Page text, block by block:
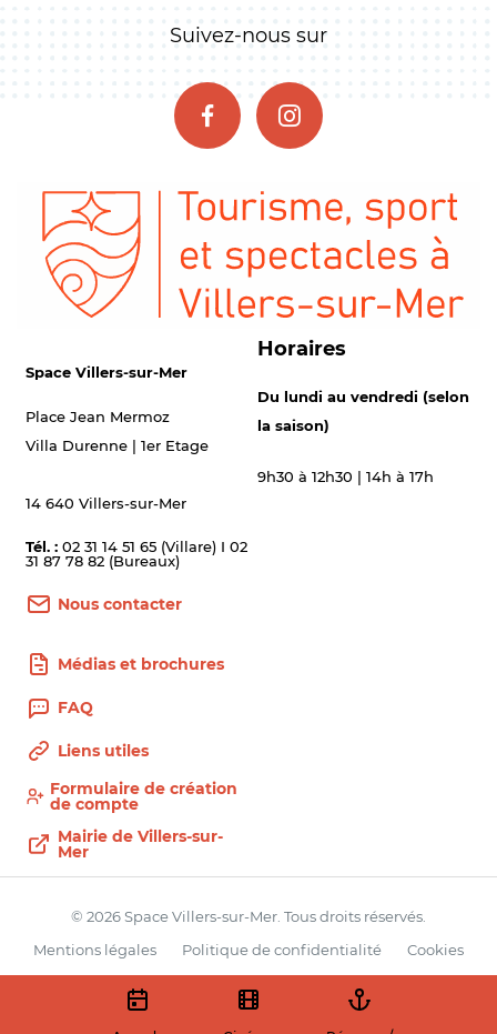
Suivez-nous sur
Space Villers-sur-Mer
Place Jean Mermoz
Villa Durenne | 1er Etage
14 640 Villers-sur-Mer
Tél. : 02 31 14 51 65 (Villare) I 02
31 87 78 82 (Bureaux)
Nous contacter
Horaires
Du lundi au vendredi (selon
la saison)
9h30 à 12h30 | 14h à 17h
Médias et brochures
FAQ
Liens utiles
Formulaire de création
de compte
Mairie de Villers-sur-
Mer
© 2026 Space Villers-sur-Mer. Tous droits réservés.
Mentions légales
Politique de confidentialité Cookies